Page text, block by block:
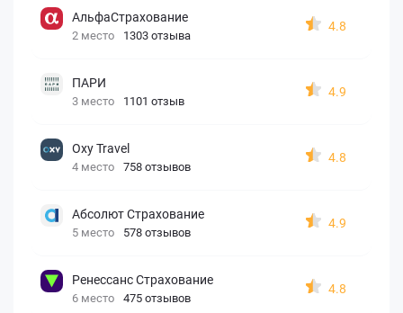
АльфаСтрахование
2 место 1303 отзыва
4.8
ПАРИ
3 место 1101 отзыв
4.9
Oxy Travel
4 место 758 отзывов
4.8
Абсолют Страхование
5 место 578 отзывов
4.9
Ренессанс Страхование
6 место 475 отзывов
4.8